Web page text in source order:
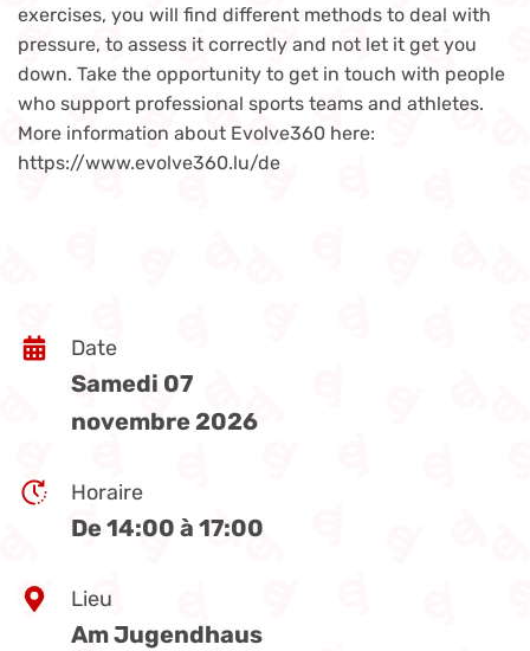
exercises, you will find different methods to deal with
pressure, to assess it correctly and not let it get you
down. Take the opportunity to get in touch with people
who support professional sports teams and athletes.
More information about Evolve360 here:
https://www.evolve360.lu/de
Date
Samedi 07
novembre 2026
Horaire
De 14:00 à 17:00
Lieu
Am Jugendhaus